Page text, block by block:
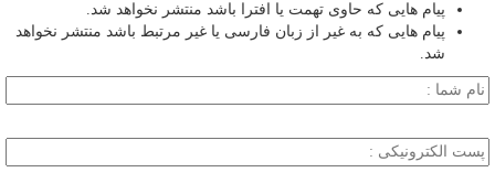
پیام هایی که حاوی تهمت یا افترا باشد منتشر نخواهد شد.
پیام هایی که به غیر از زبان فارسی یا غیر مرتبط باشد منتشر نخواهد
شد.